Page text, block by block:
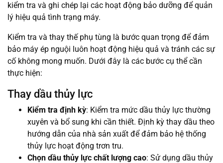
kiểm tra và ghi chép lại các hoạt động bảo dưỡng để quản
lý hiệu quả tình trạng máy.
Kiểm tra và thay thế phụ tùng là bước quan trọng để đảm
bảo máy ép nguội luôn hoạt động hiệu quả và tránh các sự
cố không mong muốn. Dưới đây là các bước cụ thể cần
thực hiện:
Thay dầu thủy lực
Kiểm tra định kỳ: Kiểm tra mức dầu thủy lực thường
xuyên và bổ sung khi cần thiết. Định kỳ thay dầu theo
hướng dẫn của nhà sản xuất để đảm bảo hệ thống
thủy lực hoạt động trơn tru.
Chọn dầu thủy lực chất lượng cao: Sử dụng dầu thủy